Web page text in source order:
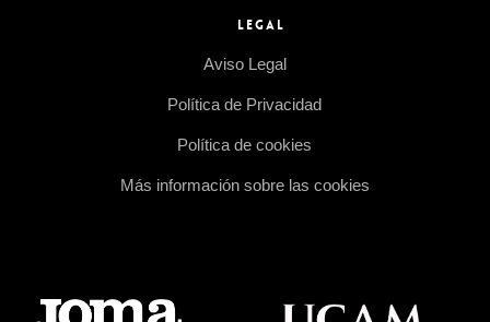
LEGAL
Aviso Legal
Política de Privacidad
Política de cookies
Más información sobre las cookies